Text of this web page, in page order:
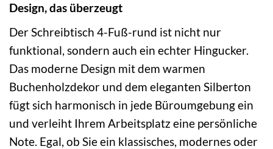
Design, das überzeugt
Der Schreibtisch 4-Fuß-rund ist nicht nur
funktional, sondern auch ein echter Hingucker.
Das moderne Design mit dem warmen
Buchenholzdekor und dem eleganten Silberton
fügt sich harmonisch in jede Büroumgebung ein
und verleiht Ihrem Arbeitsplatz eine persönliche
Note. Egal, ob Sie ein klassisches, modernes oder